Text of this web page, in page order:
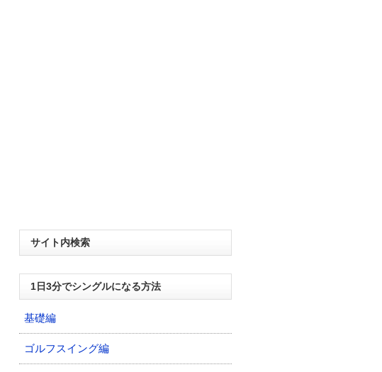
サイト内検索
1日3分でシングルになる方法
基礎編
ゴルフスイング編